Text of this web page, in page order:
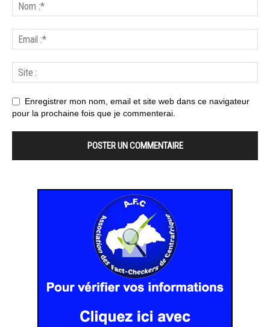
Enregistrer mon nom, email et site web dans ce navigateur
pour la prochaine fois que je commenterai.